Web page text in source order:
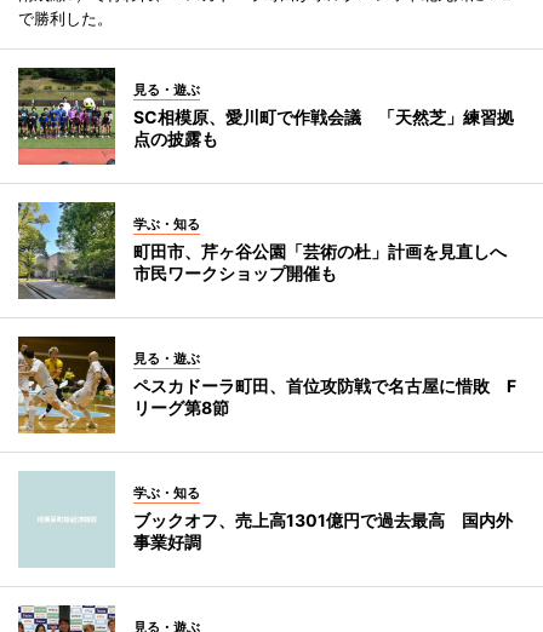
で勝利した。
見る・遊ぶ
SC相模原、愛川町で作戦会議 「天然芝」練習拠
点の披露も
学ぶ・知る
町田市、芹ヶ谷公園「芸術の杜」計画を見直しへ
市民ワークショップ開催も
見る・遊ぶ
ペスカドーラ町田、首位攻防戦で名古屋に惜敗 F
リーグ第8節
学ぶ・知る
ブックオフ、売上高1301億円で過去最高 国内外
事業好調
見る・遊ぶ